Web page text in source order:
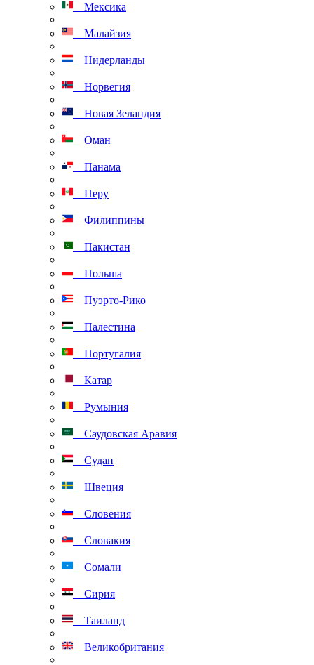
Мексика
Малайзия
Нидерланды
Норвегия
Новая Зеландия
Оман
Панама
Перу
Филиппины
Пакистан
Польша
Пуэрто-Рико
Палестина
Португалия
Катар
Румыния
Саудовская Аравия
Судан
Швеция
Словения
Словакия
Сомали
Сирия
Таиланд
Великобритания